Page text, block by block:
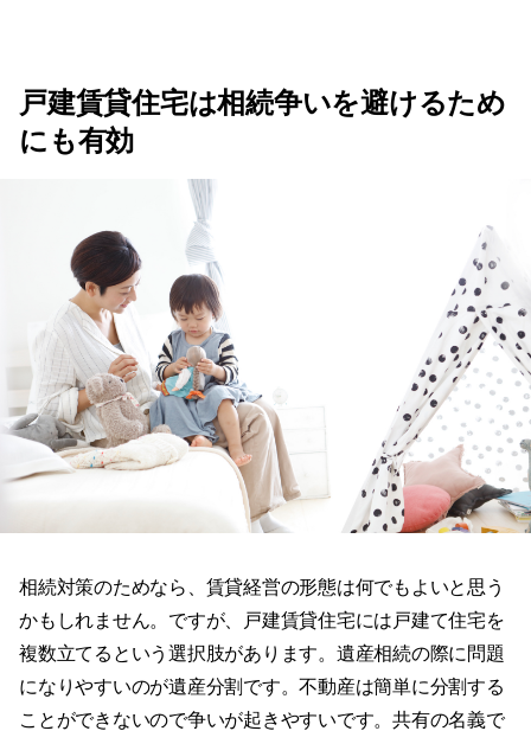
戸建賃貸住宅は相続争いを避けるため
にも有効
相続対策のためなら、賃貸経営の形態は何でもよいと思う
かもしれません。ですが、戸建賃貸住宅には戸建て住宅を
複数立てるという選択肢があります。遺産相続の際に問題
になりやすいのが遺産分割です。不動産は簡単に分割する
ことができないので争いが起きやすいです。共有の名義で